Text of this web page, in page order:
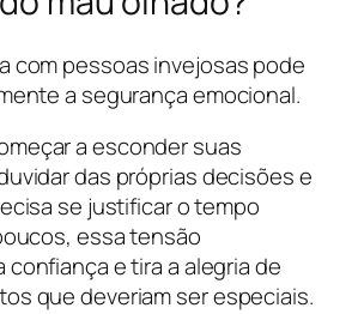
com pessoas invejosas pode
a segurança emocional.
a esconder suas
das próprias decisões e
se justificar o tempo
essa tensão
e tira a alegria de
que deveriam ser especiais.